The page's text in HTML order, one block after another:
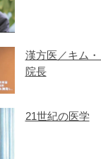
漢方医／キム
院長
21世紀の医学